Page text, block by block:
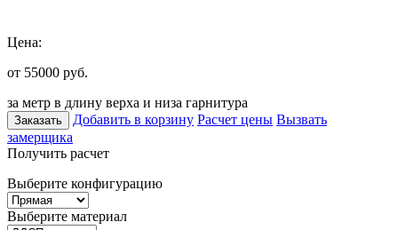
Цена:
от 55000 руб.
за метр в длину верха и низа гарнитура
Заказать Добавить в корзину Расчет цены Вызвать
замерщика
Получить расчет
Выберите конфигурацию
Выберите материал